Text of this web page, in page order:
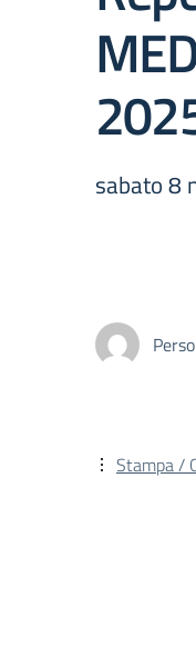
sabato 8
Stampa /